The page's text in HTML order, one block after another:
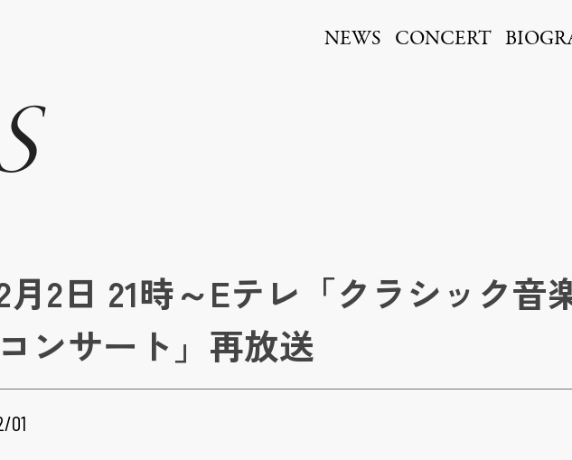
NEWS CONCERT
月2日 21時～Eテレ「クラシック音
ンサート」再放送
01